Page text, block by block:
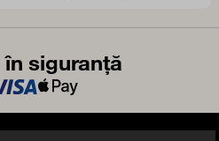
siguranță